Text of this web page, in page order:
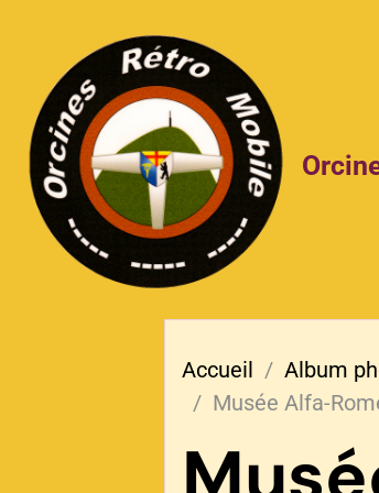
Accueil Album
Musée Alfa-